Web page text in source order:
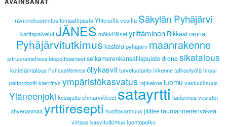
ravinnekuormitus tomaattipastaYhteisillä vesillä Säkylän Pyhäjärvi
karttapalvelutJÄNES mökkiläisetyrittäminen Rikkaat rannat
Pyhäjärvitutkimus kastelu pyhäjärv maanrakenne
sitruunamelissabiopolttoaineetselkämerenkansallispuistodronesikatalous
kotieläintalous PuhdasMerivesi öljykasvitturvetuotantoliikennetalkootyötälinssi
peltorobotti kierrätys ympäristökasvatus lajikekoe luomu vastuullisuus
Yläneenjoki kesäjuttuelintarvikkeet satayrtti laidunnus vesistöt
ahvenanmaayrttiresepti huoltovarmuus jääteeraumanmerenväkeä
virtaus kasvitutkimus luontopolku